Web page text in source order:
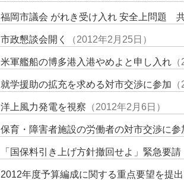
福岡市議会 がれき受け入れ 安全上問題
市政懇談会開く （2012年2月25日）
米軍艦船の博多港入港やめよと申し入れ（
就学援助の拡充を求める対市交渉に参加
洋上風力発電を視察 （2012年2月6日）
保育・障害者施設の労働者の対市交渉に参
「国保料引き上げ方針撤回せよ」緊急要請
2012年度予算編成に関する重点要望を提出